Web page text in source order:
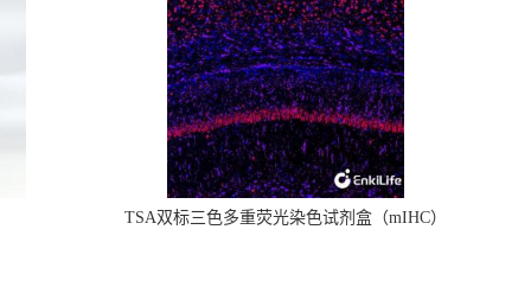
TSA双标三色多重荧光染色试剂盒（mIHC）